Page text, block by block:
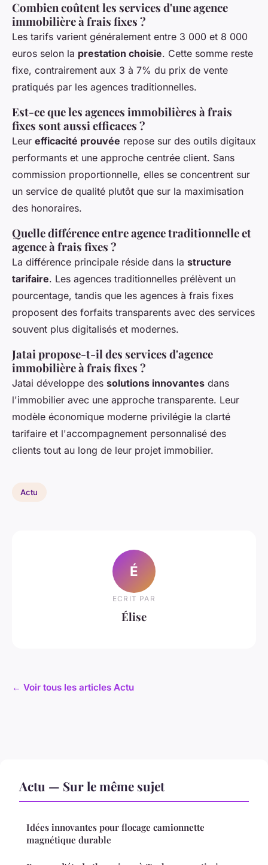
Combien coûtent les services d'une agence
immobilière à frais fixes ?
Les tarifs varient généralement entre 3 000 et 8 000
euros selon la prestation choisie. Cette somme reste
fixe, contrairement aux 3 à 7% du prix de vente
pratiqués par les agences traditionnelles.
Est-ce que les agences immobilières à frais
fixes sont aussi efficaces ?
Leur efficacité prouvée repose sur des outils digitaux
performants et une approche centrée client. Sans
commission proportionnelle, elles se concentrent sur
un service de qualité plutôt que sur la maximisation
des honoraires.
Quelle différence entre agence traditionnelle et
agence à frais fixes ?
La différence principale réside dans la structure
tarifaire. Les agences traditionnelles prélèvent un
pourcentage, tandis que les agences à frais fixes
proposent des forfaits transparents avec des services
souvent plus digitalisés et modernes.
Jatai propose-t-il des services d'agence
immobilière à frais fixes ?
Jatai développe des solutions innovantes dans
l'immobilier avec une approche transparente. Leur
modèle économique moderne privilégie la clarté
tarifaire et l'accompagnement personnalisé des
clients tout au long de leur projet immobilier.
Actu
É
ECRIT PAR
Élise
← Voir tous les articles Actu
Actu — Sur le même sujet
Idées innovantes pour flocage camionnette
magnétique durable